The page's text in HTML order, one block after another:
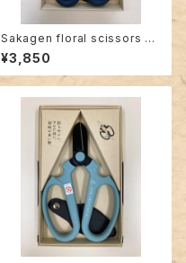
Sakagen floral scissors F-
170 with wire cutters Blue
¥3,850